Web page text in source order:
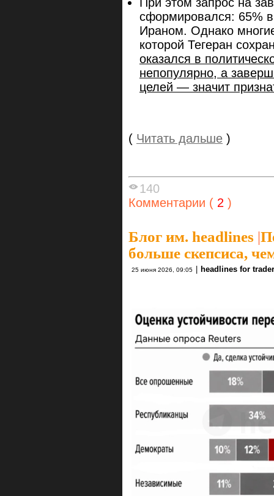
сформировался: 65%
Ираном. Однако
которой Тегеран
оказался в
непопулярно, а
целей — значит
( Читать дальше )
140
Комментарии ( 2 )
Блог им. headlines |
больше скепсиса,
25 июня 2026, 09:05 headlines for